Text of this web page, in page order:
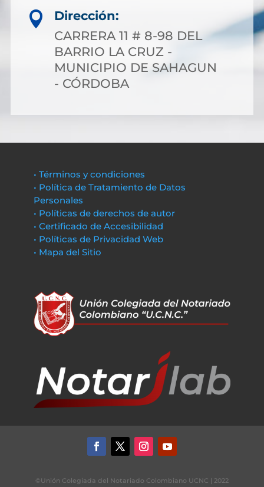

Dirección:
CARRERA 11 # 8-98 DEL
BARRIO LA CRUZ -
MUNICIPIO DE SAHAGUN
- CÓRDOBA
• Términos y condiciones
• Política de Tratamiento de Datos
Personales
• Políticas de derechos de autor
• Certificado de Accesibilidad
• Políticas de Privacidad Web
• Mapa del Sitio
©Unión Colegiada del Notariado Colombiano UCNC | 2022